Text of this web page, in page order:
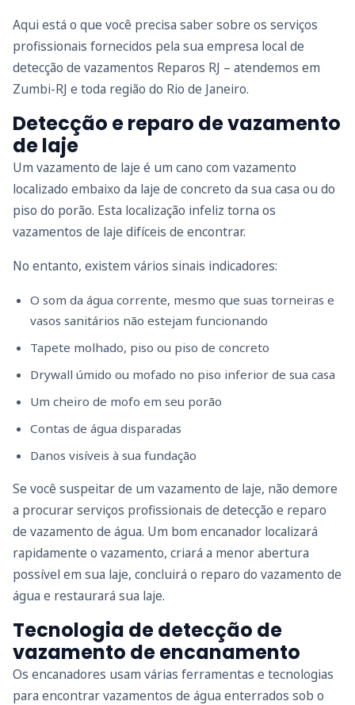
Aqui está o que você precisa saber sobre os serviços
profissionais fornecidos pela sua empresa local de
detecção de vazamentos Reparos RJ – atendemos em
Zumbi-RJ e toda região do Rio de Janeiro.
Detecção e reparo de vazamento
de laje
Um vazamento de laje é um cano com vazamento
localizado embaixo da laje de concreto da sua casa ou do
piso do porão. Esta localização infeliz torna os
vazamentos de laje difíceis de encontrar.
No entanto, existem vários sinais indicadores:
O som da água corrente, mesmo que suas torneiras e
vasos sanitários não estejam funcionando
Tapete molhado, piso ou piso de concreto
Drywall úmido ou mofado no piso inferior de sua casa
Um cheiro de mofo em seu porão
Contas de água disparadas
Danos visíveis à sua fundação
Se você suspeitar de um vazamento de laje, não demore
a procurar serviços profissionais de detecção e reparo
de vazamento de água. Um bom encanador localizará
rapidamente o vazamento, criará a menor abertura
possível em sua laje, concluirá o reparo do vazamento de
água e restaurará sua laje.
Tecnologia de detecção de
vazamento de encanamento
Os encanadores usam várias ferramentas e tecnologias
para encontrar vazamentos de água enterrados sob o